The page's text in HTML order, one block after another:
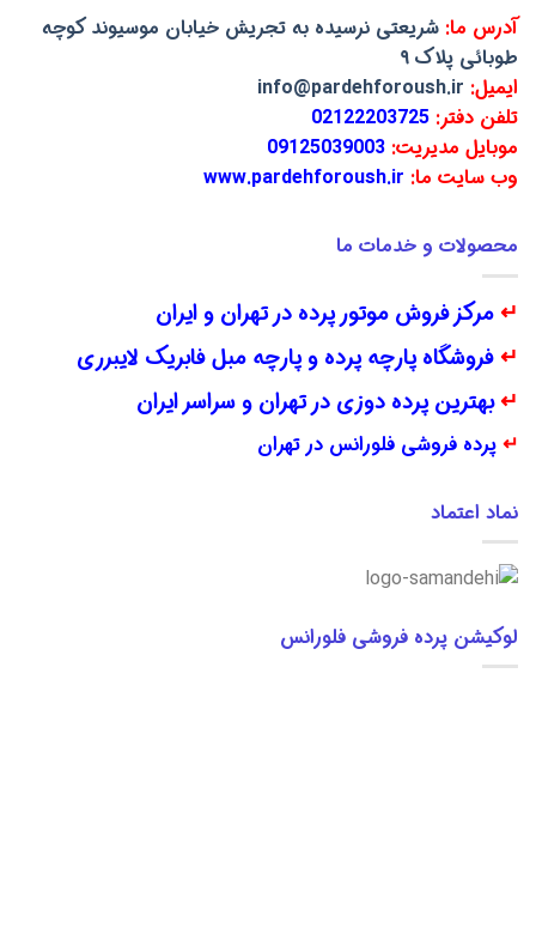
آدرس ما: شریعتی نرسیده به تجریش خیابان موسیوند کوچه
طوبائی پلاک ۹
ایمیل: info@pardehforoush.ir
تلفن دفتر: 02122203725
موبایل مدیریت: 09125039003
وب سایت ما: www.pardehforoush.ir
محصولات و خدمات ما
↵ مرکز فروش موتور پرده در تهران و ایران
↵ فروشگاه پارچه پرده و پارچه مبل فابریک لایبرری
↵ بهترین پرده دوزی در تهران و سراسر ایران
↵ پرده فروشی فلورانس در تهران
نماد اعتماد
لوکیشن پرده فروشی فلورانس